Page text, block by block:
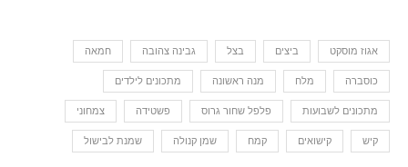
אגוז מוסקט ביצים בצל גבינה צהובה חמאה
כוסברה מלח מנה ראשונה מתכונים לילדים
מתכונים לשבועות פלפל שחור גרוס פשטידה צמחוני
קיש קישואים קמח שמן קנולה שמנת לבישול